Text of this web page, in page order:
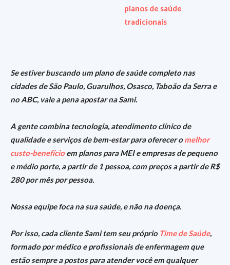
planos de saúde
tradicionais
Se estiver buscando um plano de saúde completo nas
cidades de São Paulo, Guarulhos, Osasco, Taboão da Serra e
no ABC, vale a pena apostar na Sami.
A gente combina tecnologia, atendimento clínico de
qualidade e serviços de bem-estar para oferecer omelhor
custo-benefícioem planos para MEI e empresas de pequeno
e médio porte, a partir de 1 pessoa, com preços a partir de R$
280 por mês por pessoa.
Nossa equipe foca na sua saúde, e não na doença.
Por isso, cada cliente Sami tem seu próprioTime de Saúde,
formado por médico e profissionais de enfermagem que
estão sempre a postos para atender você em qualquer